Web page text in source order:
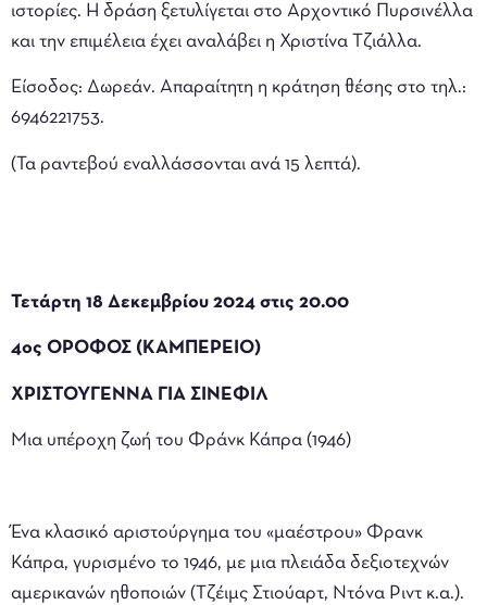
ιστορίες. Η δράση ξετυλίγεται στο Αρχοντικό Πυρσινέλλα
και την επιμέλεια έχει αναλάβει η Χριστίνα Τζιάλλα.
Είσοδος: Δωρεάν. Απαραίτητη η κράτηση θέσης στο τηλ.:
6946221753.
(Τα ραντεβού εναλλάσσονται ανά 15 λεπτά).
Τετάρτη 18 Δεκεμβρίου 2024 στις 20.00
4ος ΟΡΟΦΟΣ (ΚΑΜΠΕΡΕΙΟ)
ΧΡΙΣΤΟΥΓΕΝΝΑ ΓΙΑ ΣΙΝΕΦΙΛ
Μια υπέροχη ζωή του Φράνκ Κάπρα (1946)
Ένα κλασικό αριστούργημα του «μαέστρου» Φρανκ
Κάπρα, γυρισμένο το 1946, με μια πλειάδα δεξιοτεχνών
αμερικανών ηθοποιών (Τζέιμς Στιούαρτ, Ντόνα Ριντ κ.α.).